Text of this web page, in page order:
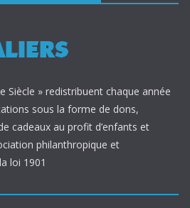
Siècle » redistribuent chaque année
sous la forme de dons,
cadeaux au profit d’enfants et
philanthropique et
loi 1901